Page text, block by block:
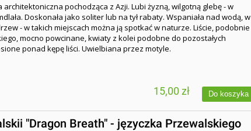
pochodząca z Azji. Lubi żyzną, wilgotną glebę - w
Doskonała jako soliter lub na tył rabaty. Wspaniała nad wodą, w
- w takich miejscach można ją spotkać w naturze. Liście, podobnie
mocno powcinane, kwiaty z kolei podobne do pozostałych
ponad kępę liści. Uwielbiana przez motyle.
15,00 zł Do koszyka
"Dragon Breath" - języczka Przewalskiego